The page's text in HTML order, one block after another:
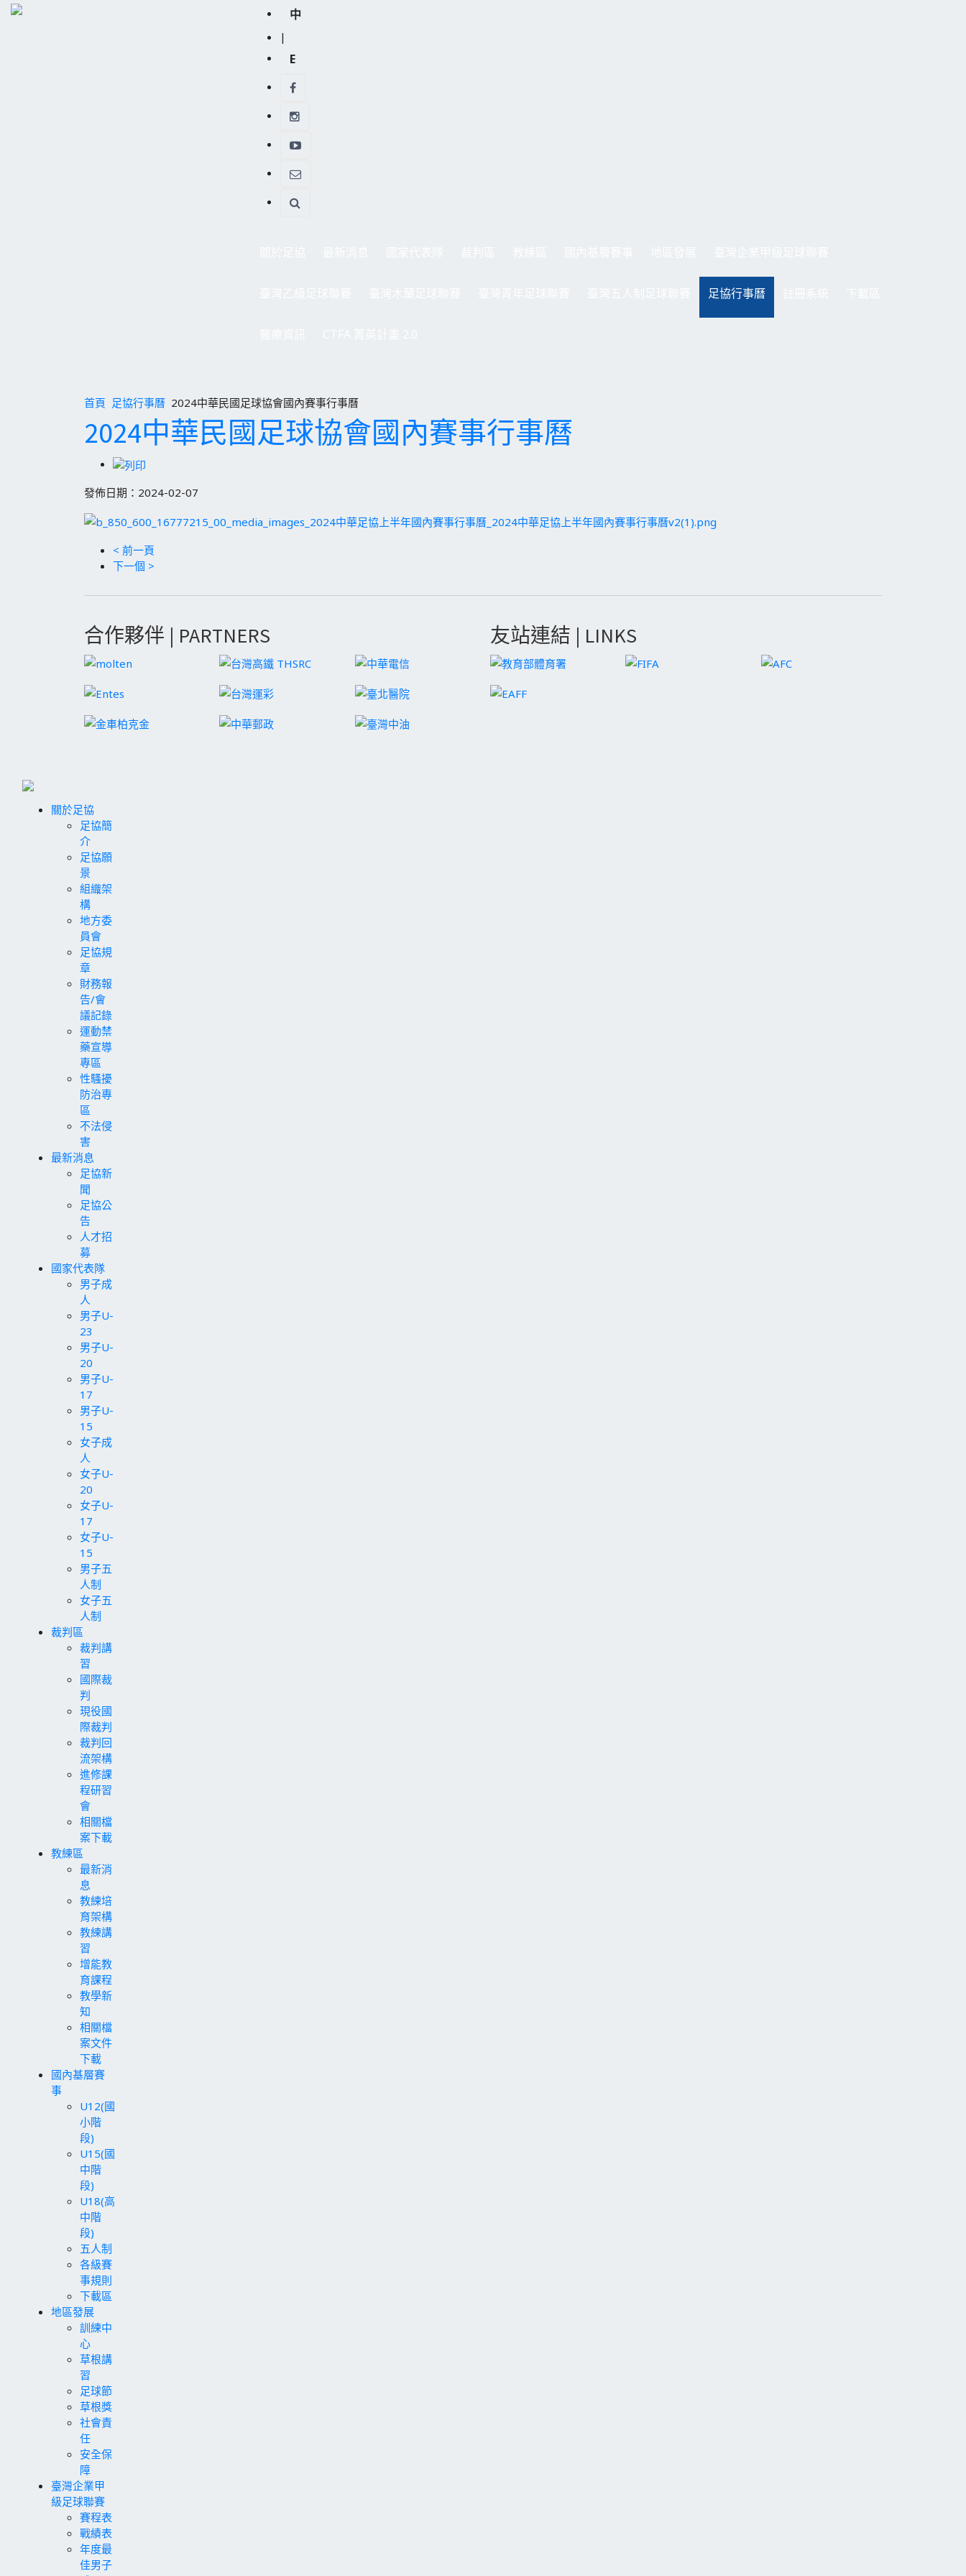
中
|
E
足協行事曆
首頁 足協行事曆 2024中華民國足球協會國內賽事行事曆
2024中華民國足球協會國內賽事行事曆
發佈日期：2024-02-07
< 前一頁
下一個 >
合作夥伴 | PARTNERS 友站連結 | LINKS
關於足協
足協簡
介
足協願
景
組織架
構
地方委
員會
足協規
章
財務報
告/會
議記錄
運動禁
藥宣導
專區
性騷擾
防治專
區
不法侵
害
最新消息
足協新
聞
足協公
告
人才招
募
國家代表隊
男子成
人
男子U-
23
男子U-
20
男子U-
17
男子U-
15
女子成
人
女子U-
20
女子U-
17
女子U-
15
男子五
人制
女子五
人制
裁判區
裁判講
習
國際裁
判
現役國
際裁判
裁判回
流架構
進修課
程研習
會
相關檔
案下載
教練區
最新消
息
教練培
育架構
教練講
習
增能教
育課程
教學新
知
相關檔
案文件
下載
國內基層賽
事
U12(國
小階
段)
U15(國
中階
段)
U18(高
中階
段)
五人制
各級賽
事規則
下載區
地區發展
訓練中
心
草根講
習
足球節
草根獎
社會責
任
安全保
障
臺灣企業甲
級足球聯賽
賽程表
戰績表
年度最
佳男子